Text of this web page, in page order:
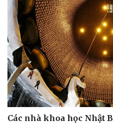
Các nhà khoa học Nhật